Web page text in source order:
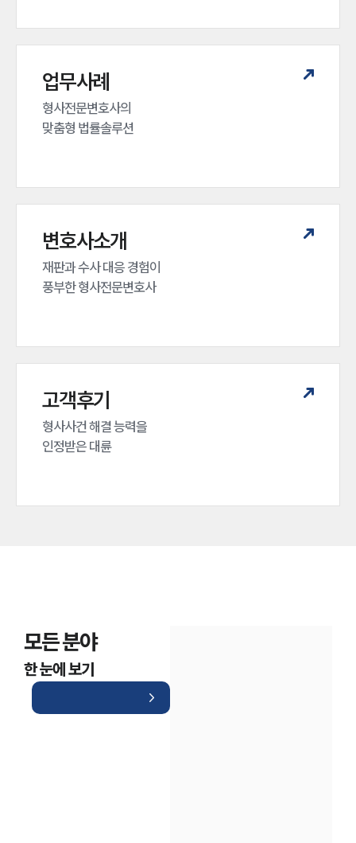
인재채용
만화로 보는 사례
업무사례
형사전문변호사의
맞춤형 법률솔루션
변호사소개
재판과 수사 대응 경험이
풍부한 형사전문변호사
고객후기
형사사건 해결 능력을
인정받은 대륜
모든 분야
한 눈에 보기